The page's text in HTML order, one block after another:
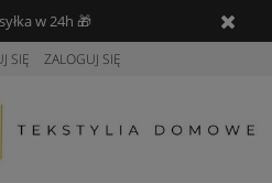
w 24h 🎁
SIĘ ZALOGUJ SIĘ